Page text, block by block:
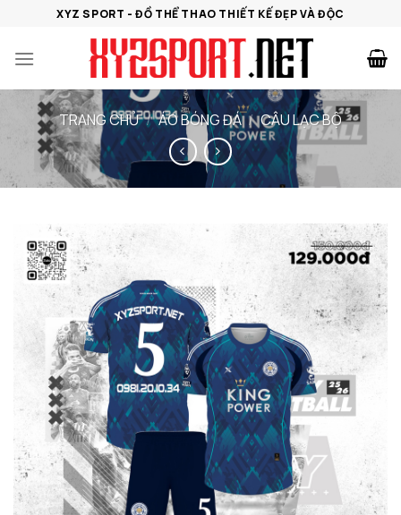
nội
XYZ SPORT - ĐỒ THỂ THAO THIẾT KẾ ĐẸP VÀ ĐỘC
TRANG CHỦ / ÁO BÓNG ĐÁ / CÂU LẠC BỘ